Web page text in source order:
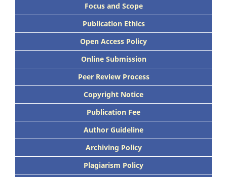
Focus and Scope
Publication Ethics
Open Access Policy
Online Submission
Peer Review Process
Copyright Notice
Publication Fee
Author Guideline
Archiving Policy
Plagiarism Policy